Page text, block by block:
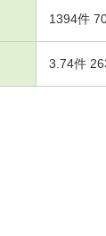
1394件
3.74件